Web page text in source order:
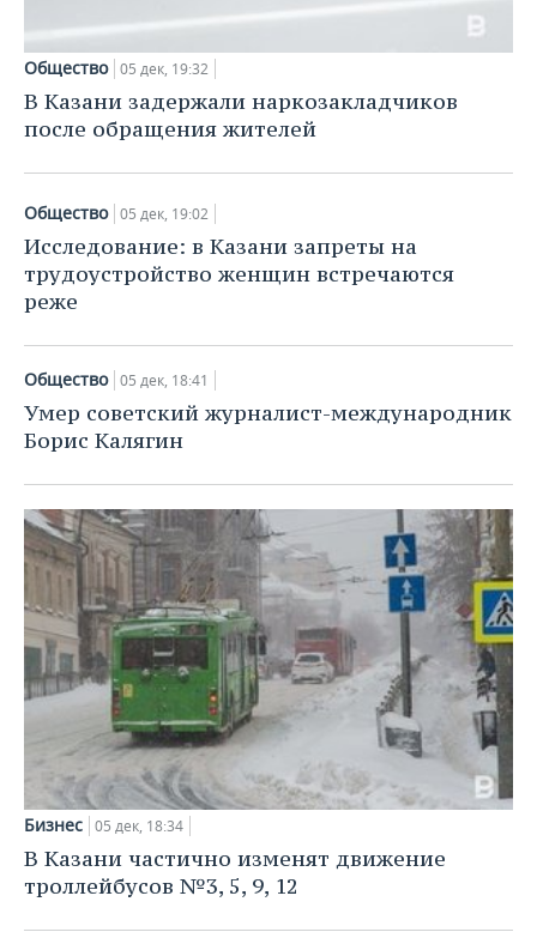
Общество 05 дек, 19:32
В Казани задержали наркозакладчиков
после обращения жителей
Общество 05 дек, 19:02
Исследование: в Казани запреты на
трудоустройство женщин встречаются
реже
Общество 05 дек, 18:41
Умер советский журналист-международник
Борис Калягин
Бизнес 05 дек, 18:34
В Казани частично изменят движение
троллейбусов №3, 5, 9, 12